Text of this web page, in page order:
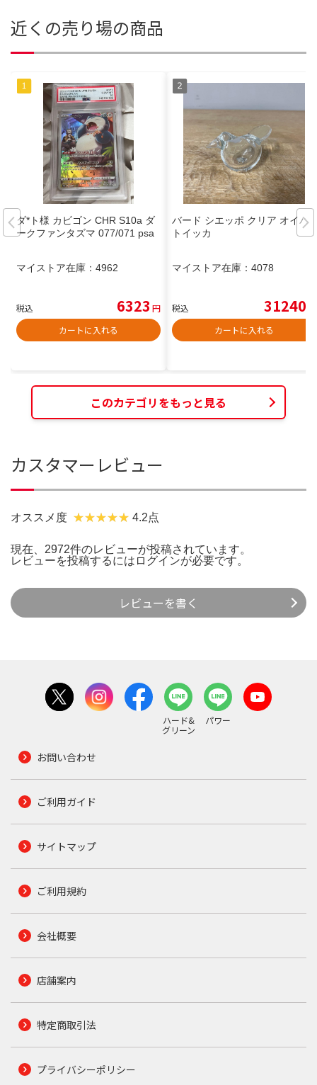
近くの売り場の商品
ダ*ト様 カビゴン CHR S10a ダ
ークファンタズマ 077/071 psa
マイストア在庫： 4962
税込 6323 円
カートに入れる
バード シエッポ クリア オイバ
トイッカ
マイストア在庫： 4078
税込 31240
カートに入れる
このカテゴリをもっと見る
カスタマーレビュー
オススメ度 4.2点
現在、2972件のレビューが投稿されています。
レビューを投稿するには ログインが必要です。
レビューを書く
ハード&
グリーン
パワー
お問い合わせ
ご利用ガイド
サイトマップ
ご利用規約
会社概要
店舗案内
特定商取引法
プライバシーポリシー